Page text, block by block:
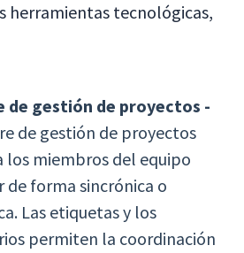
herramientas tecnológicas,
de gestión de proyectos -
de gestión de proyectos
los miembros del equipo
de forma sincrónica o
Las etiquetas y los
permiten la coordinación